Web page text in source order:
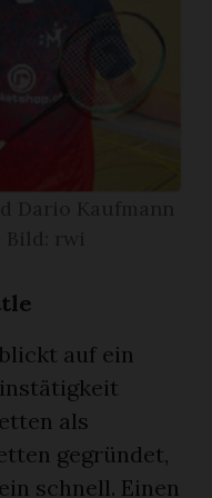
auf ein
als
gegründet,
schnell. Einen